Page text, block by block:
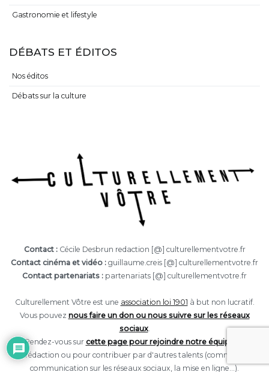
Gastronomie et lifestyle
DÉBATS ET ÉDITOS
Nos éditos
Débats sur la culture
Contact :Cécile Desbrun redaction [@] culturellementvotre.fr
Contact cinéma et vidéo : guillaume.creis [@] culturellementvotre.fr
Contact partenariats : partenariats [@] culturellementvotre.fr
Culturellement Vôtre est une association loi 1901 à but non lucratif.
Vous pouvez nous faire un don ou nous suivre sur les réseaux
sociaux.
Rendez-vous sur cette page pour rejoindre notre équipe
rédaction ou pour contribuer par d'autres talents (comme la
communication sur les réseaux sociaux, la mise en ligne...).